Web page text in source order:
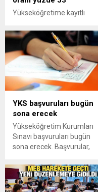
Yükseköğretime kayıtlı
oranının yüzde 53'e
bildirildi. YÖK'ten yapılan
yazılı açıklamada ayrıca
Türkiye'de görev yapan
bin öğretim elemanının 86
bin 500'ünün kadın olduğu
YKS başvuruları bugün
sona erecek
Yükseköğretim Kurumları
Sınavı başvuruları bugün
sona erecek. Başvurular,
mobil uygulamasından
gerçekleştirilebilecek.